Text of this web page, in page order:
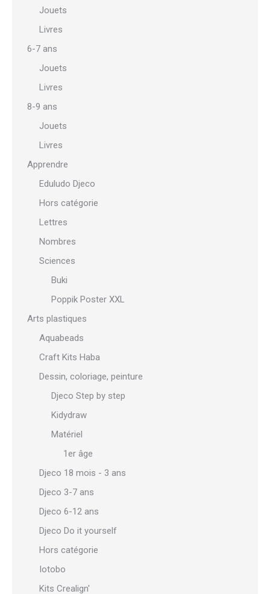
Jouets
Livres
6-7 ans
Jouets
Livres
8-9 ans
Jouets
Livres
Apprendre
Eduludo Djeco
Hors catégorie
Lettres
Nombres
Sciences
Buki
Poppik Poster XXL
Arts plastiques
Aquabeads
Craft Kits Haba
Dessin, coloriage, peinture
Djeco Step by step
Kidydraw
Matériel
1er âge
Djeco 18 mois - 3 ans
Djeco 3-7 ans
Djeco 6-12 ans
Djeco Do it yourself
Hors catégorie
Iotobo
Kits Crealign'